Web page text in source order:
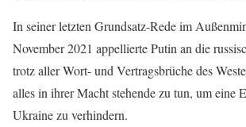
In seiner letzten Grundsatz-Rede im
November 2021 appellierte Putin an die
trotz aller Wort- und Vertragsbrüche des
alles in ihrer Macht stehende zu tun, um eine
Ukraine zu verhindern.